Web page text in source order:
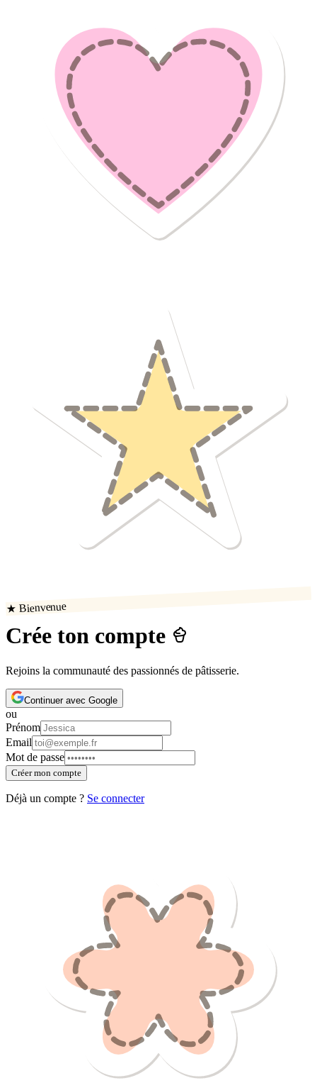
★ Bienvenue
Crée ton compte
Rejoins la communauté des passionnés de pâtisserie.
Continuer avec Google
ou
Prénom
Email
Mot de passe
Créer mon compte
Déjà un compte ? Se connecter